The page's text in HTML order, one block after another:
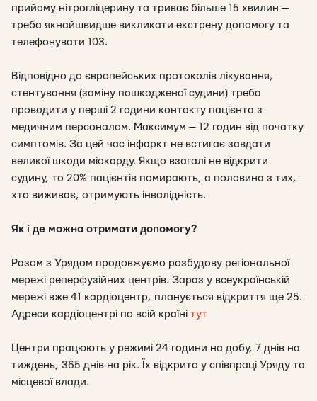
прийому нітрогліцерину та триває більше 15 хвилин —
треба якнайшвидше викликати екстрену допомогу та
телефонувати 103.
Відповідно до європейських протоколів лікування,
стентування (заміну пошкодженої судини) треба
проводити у перші 2 години контакту пацієнта з
медичним персоналом. Максимум — 12 годин від початку
симптомів. За цей час інфаркт не встигає завдати
великої шкоди міокарду. Якщо взагалі не відкрити
судину, то 20% пацієнтів помирають, а половина з тих,
хто виживає, отримують інвалідність.
Як і де можна отримати допомогу?
Разом з Урядом продовжуємо розбудову регіональної
мережі реперфузійних центрів. Зараз у всеукраїнській
мережі вже 41 кардіоцентр, планується відкриття ще 25.
Адреси кардіоцентрі по всій країні тут
Центри працюють у режимі 24 години на добу, 7 днів на
тиждень, 365 днів на рік. Їх відкрито у співпраці Уряду та
місцевої влади.